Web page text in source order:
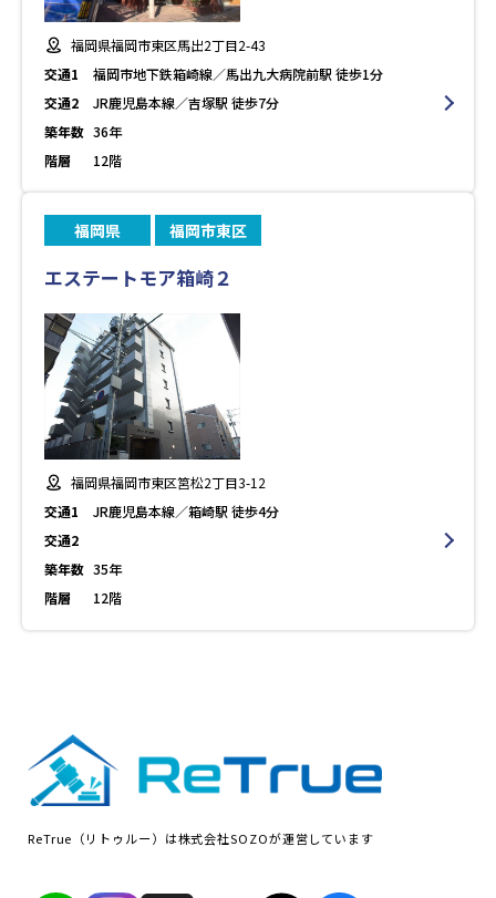
福岡県福岡市東区馬出2丁目2-43
交通1
福岡市地下鉄箱崎線／馬出九大病院前駅 徒歩1分
交通2
JR鹿児島本線／吉塚駅 徒歩7分
築年数 36年
階層
12階
福岡県 福岡市東区
エステートモア箱崎２
福岡県福岡市東区筥松2丁目3-12
交通1
JR鹿児島本線／箱崎駅 徒歩4分
交通2
築年数 35年
階層
12階
ReTrue（リトゥルー）は株式会社SOZOが運営しています